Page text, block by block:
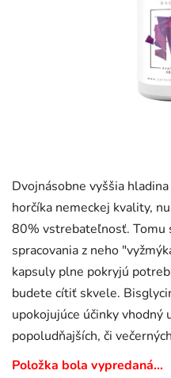
Dvojnásobne vyššia
horčíka nemeckej kvality,
80% vstrebateľnosť. Tomu
spracovania z neho
kapsuly plne pokryjú
budete cítiť skvele.
upokojujúce účinky vhodný
popoludňajších, či
Položka bola vypredaná…